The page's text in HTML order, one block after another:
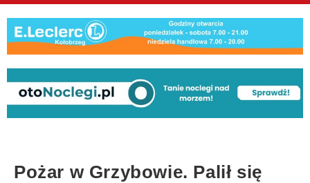
Pożar w Grzybowie. Palił się